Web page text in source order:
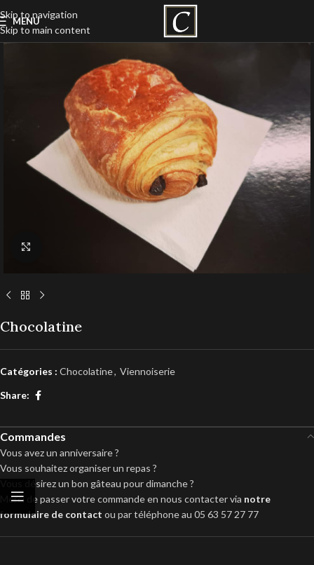
Skip to navigation
Skip to main content
MENU
Chocolatine
Catégories : Chocolatine, Viennoiserie
Share:
Commandes
Vous avez un anniversaire ?
Vous souhaitez organiser un repas ?
Vous désirez un bon gâteau pour dimanche ?
Merci de passer votre commande en nous contacter via notre
formulaire de contact ou par téléphone au 05 63 57 27 77